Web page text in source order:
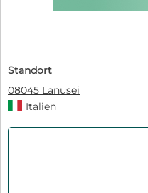
Standort
08045 Lanusei
Italien